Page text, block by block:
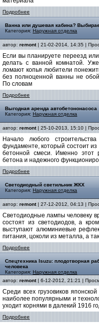
Подробнее
Ванна или душевая кабина?
Категория: Наружная отделка
автор: remont| 21-02-2014, 14:35 |
Если вы планируете переезд
делать с ванной комнатой.
ломают копья любители
без полноценной ванны не
По словам
Подробнее
Выгодная аренда автобетононасоса
Категория: Наружная отделка
автор: remont| 25-10-2013, 15:10 |
Начало любого
фундаменте, который состоит
бетонной смеси. Именно этот
бетона и надежного
Подробнее
Светодиодный светильник ЖКХ
Категория: Наружная отделка
автор: remont| 27-12-2012, 04:13 |
Светодиодные лампы человеку
состоят из светодиодов, а
выступают алюминиевые
питания, цоколи из металла, а
Подробнее
Спецтехника Isuzu: плодотворная
человека
Категория: Наружная отделка
автор: remont| 6-12-2012, 21:21 |
Среди всех грузовиков
наиболее популярными и
уходит корнями в далекий 1916
Подробнее